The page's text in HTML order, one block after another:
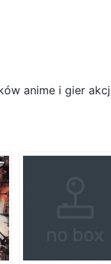
anime i gier